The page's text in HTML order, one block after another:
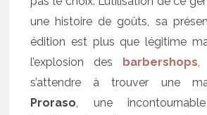
une histoire de goûts, sa
édition est plus que légitime
l’explosion des barbershops,
s’attendre à trouver une
Proraso, une